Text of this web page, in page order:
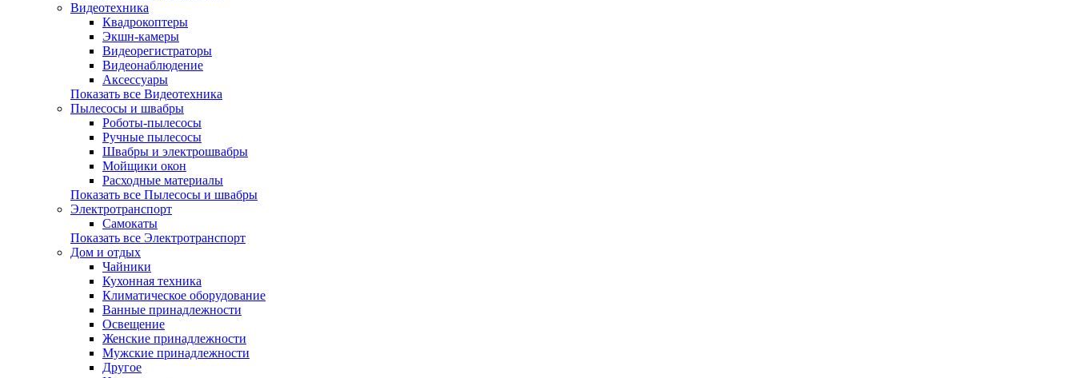
Видеотехника
Квадрокоптеры
Экшн-камеры
Видеорегистраторы
Видеонаблюдение
Аксессуары
Показать все Видеотехника
Пылесосы и швабры
Роботы-пылесосы
Ручные пылесосы
Швабры и электрошвабры
Мойщики окон
Расходные материалы
Показать все Пылесосы и швабры
Электротранспорт
Самокаты
Показать все Электротранспорт
Дом и отдых
Чайники
Кухонная техника
Климатическое оборудование
Ванные принадлежности
Освещение
Женские принадлежности
Мужские принадлежности
Другое